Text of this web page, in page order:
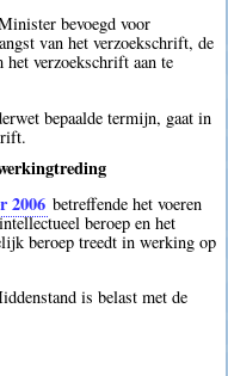
bevoegd voor
van het verzoekschrift, de
verzoekschrift aan te
bepaalde termijn, gaat in
2006 betreffende het voeren
beroep en het
beroep treedt in werking op
is belast met de